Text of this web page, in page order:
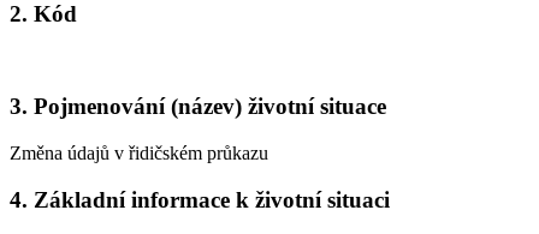
2. Kód
3. Pojmenování (název) životní situace
Změna údajů v řidičském průkazu
4. Základní informace k životní situaci